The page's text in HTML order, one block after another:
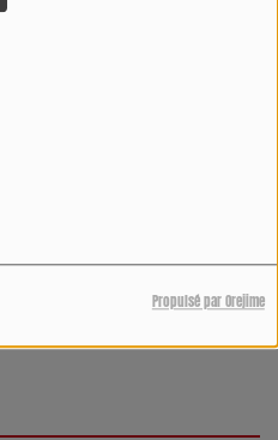
Propulsé par Orejime